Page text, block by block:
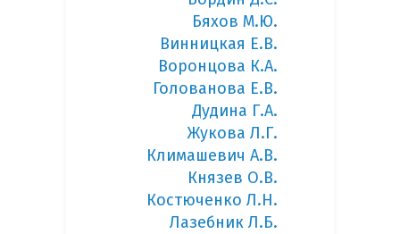
Бяхов М.Ю.
Винницкая Е.В.
Воронцова К.А.
Голованова Е.В.
Дудина Г.А.
Жукова Л.Г.
Климашевич А.В.
Князев О.В.
Костюченко Л.Н.
Лазебник Л.Б.